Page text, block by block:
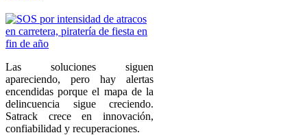
Las soluciones siguen
apareciendo, pero hay alertas
encendidas porque el mapa de la
delincuencia sigue creciendo.
Satrack crece en innovación,
confiabilidad y recuperaciones.